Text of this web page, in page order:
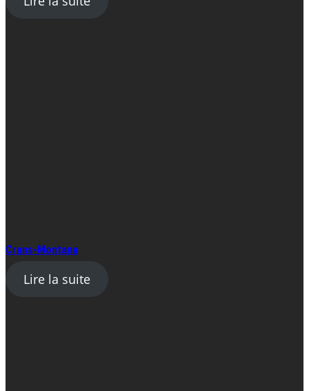
Crans-Montana
Lire la suite